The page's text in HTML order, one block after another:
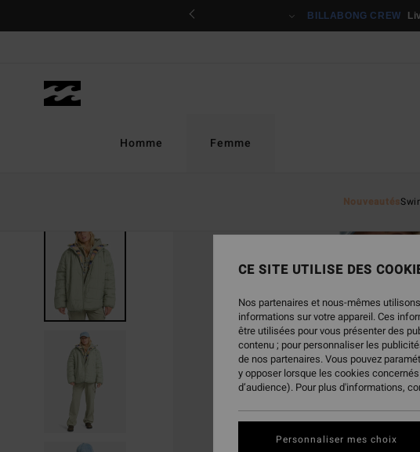
BILLABONG CREW
Homme Femme
Nouveautés
CE SITE UTILISE DES
Nos partenaires et nous-mêmes
informations sur votre appareil. Ces
être utilisées pour vous présenter des
contenu ; pour personnaliser les
de nos partenaires. Vous pouvez
y opposer lorsque les cookies
d’audience). Pour plus d'informations,
Personnaliser mes choix